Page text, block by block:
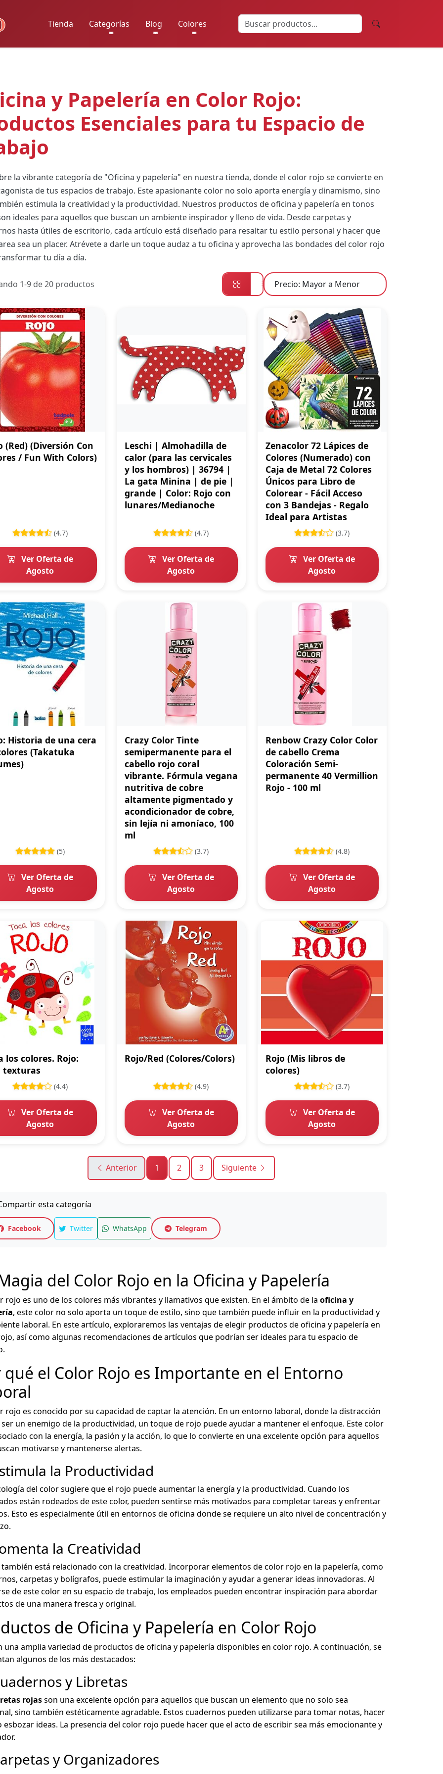
Tienda Categorías Blog Colores
y Papelería en Color Rojo:
Esenciales para tu Espacio de
la vibrante categoría de "Oficina y papelería" en nuestra tienda, donde el color rojo se convierte en
de tus espacios de trabajo. Este apasionante color no solo aporta energía y dinamismo, sino
estimula la creatividad y la productividad. Nuestros productos de oficina y papelería en tonos
ideales para aquellos que buscan un ambiente inspirador y lleno de vida. Desde carpetas y
hasta útiles de escritorio, cada artículo está diseñado para resaltar tu estilo personal y hacer que
sea un placer. Atrévete a darle un toque audaz a tu oficina y aprovecha las bondades del color rojo
tu día a día.
1-9 de 20 productos
(Red) (Diversión Con
/ Fun With Colors)
(4.7)
Ver Oferta de
Agosto
Leschi | Almohadilla de
calor (para las cervicales
y los hombros) | 36794 |
La gata Minina | de pie |
grande | Color: Rojo con
lunares/Medianoche
(4.7)
Ver Oferta de
Agosto
Zenacolor 72 Lápices de
Colores (Numerado) con
Caja de Metal 72 Colores
Únicos para Libro de
Colorear - Fácil Acceso
con 3 Bandejas - Regalo
Ideal para Artistas
(3.7)
Ver Oferta de
Agosto
Historia de una cera
(Takatuka
(5)
Ver Oferta de
Agosto
Crazy Color Tinte
semipermanente para el
cabello rojo coral
vibrante. Fórmula vegana
nutritiva de cobre
altamente pigmentado y
acondicionador de cobre,
sin lejía ni amoníaco, 100
ml
(3.7)
Ver Oferta de
Agosto
Renbow Crazy Color Color
de cabello Crema
Coloración Semi-
permanente 40 Vermillion
Rojo - 100 ml
(4.8)
Ver Oferta de
Agosto
los colores. Rojo:
texturas
(4.4)
Ver Oferta de
Agosto
Rojo/Red (Colores/Colors)
(4.9)
Ver Oferta de
Agosto
Rojo (Mis libros de
colores)
(3.7)
Ver Oferta de
Agosto
Anterior 1 2 3 Siguiente
esta categoría
Facebook Twitter WhatsApp Telegram
del Color Rojo en la Oficina y Papelería
rojo es uno de los colores más vibrantes y llamativos que existen. En el ámbito de la oficina y
, este color no solo aporta un toque de estilo, sino que también puede influir en la productividad y
laboral. En este artículo, exploraremos las ventajas de elegir productos de oficina y papelería en
así como algunas recomendaciones de artículos que podrían ser ideales para tu espacio de
qué el Color Rojo es Importante en el Entorno
rojo es conocido por su capacidad de captar la atención. En un entorno laboral, donde la distracción
un enemigo de la productividad, un toque de rojo puede ayudar a mantener el enfoque. Este color
con la energía, la pasión y la acción, lo que lo convierte en una excelente opción para aquellos
motivarse y mantenerse alertas.
la Productividad
del color sugiere que el rojo puede aumentar la energía y la productividad. Cuando los
están rodeados de este color, pueden sentirse más motivados para completar tareas y enfrentar
Esto es especialmente útil en entornos de oficina donde se requiere un alto nivel de concentración y
la Creatividad
también está relacionado con la creatividad. Incorporar elementos de color rojo en la papelería, como
carpetas y bolígrafos, puede estimular la imaginación y ayudar a generar ideas innovadoras. Al
de este color en su espacio de trabajo, los empleados pueden encontrar inspiración para abordar
de una manera fresca y original.
de Oficina y Papelería en Color Rojo
una amplia variedad de productos de oficina y papelería disponibles en color rojo. A continuación, se
algunos de los más destacados:
y Libretas
rojasson una excelente opción para aquellos que buscan un elemento que no solo sea
sino también estéticamente agradable. Estos cuadernos pueden utilizarse para tomar notas, hacer
esbozar ideas. La presencia del color rojo puede hacer que el acto de escribir sea más emocionante y
y Organizadores